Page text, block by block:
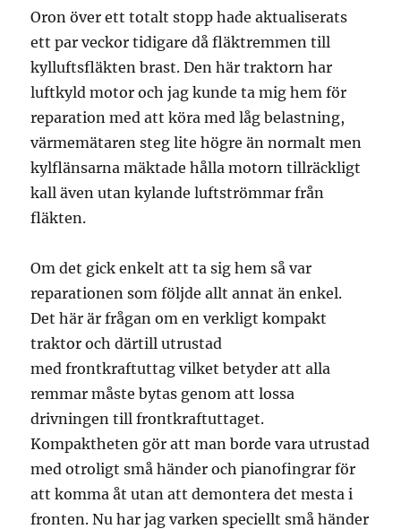
Oron över ett totalt stopp hade aktualiserats
ett par veckor tidigare då fläktremmen till
kylluftsfläkten brast. Den här traktorn har
luftkyld motor och jag kunde ta mig hem för
reparation med att köra med låg belastning,
värmemätaren steg lite högre än normalt men
kylflänsarna mäktade hålla motorn tillräckligt
kall även utan kylande luftströmmar från
fläkten.
Om det gick enkelt att ta sig hem så var
reparationen som följde allt annat än enkel.
Det här är frågan om en verkligt kompakt
traktor och därtill utrustad
med frontkraftuttag vilket betyder att alla
remmar måste bytas genom att lossa
drivningen till frontkraftuttaget.
Kompaktheten gör att man borde vara utrustad
med otroligt små händer och pianofingrar för
att komma åt utan att demontera det mesta i
fronten. Nu har jag varken speciellt små händer